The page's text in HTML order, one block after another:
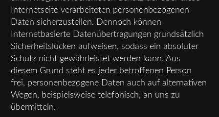
Internetseite verarbeiteten personenbezogenen
Daten sicherzustellen. Dennoch können
Internetbasierte Datenübertragungen grundsätzlich
Sicherheitslücken aufweisen, sodass ein absoluter
Schutz nicht gewährleistet werden kann. Aus
diesem Grund steht es jeder betroffenen Person
frei, personenbezogene Daten auch auf alternativen
Wegen, beispielsweise telefonisch, an uns zu
übermitteln.